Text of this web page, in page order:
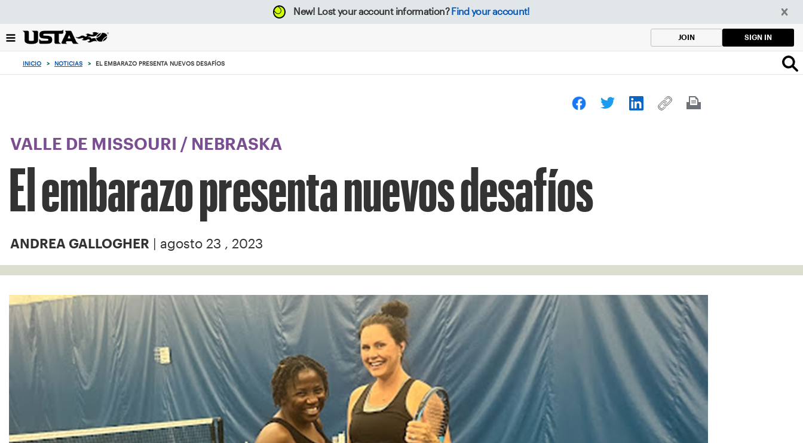
el
botón
New! Lost your account information? Find your account!
JOIN SIGN IN
INICIO > NOTICIAS > EL EMBARAZO PRESENTA NUEVOS DESAFÍOS
VALLE DE MISSOURI / NEBRASKA
El embarazo presenta nuevos desafíos
ANDREA GALLOGHER | agosto 23 , 2023